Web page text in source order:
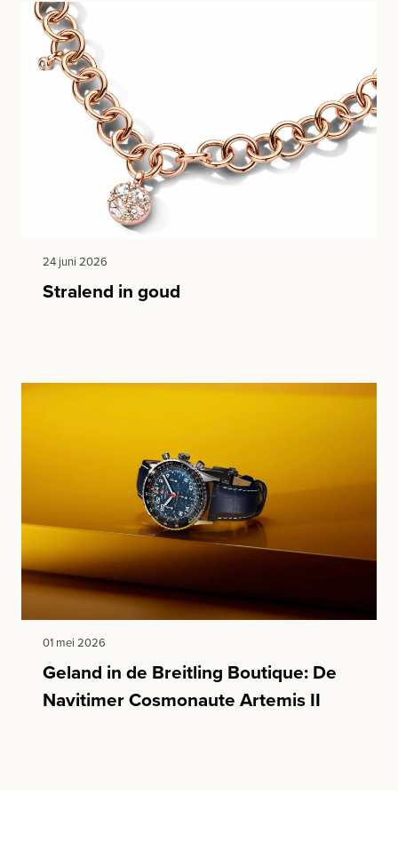
24 juni 2026
Stralend in goud
01 mei 2026
Geland in de Breitling Boutique: De
Navitimer Cosmonaute Artemis II